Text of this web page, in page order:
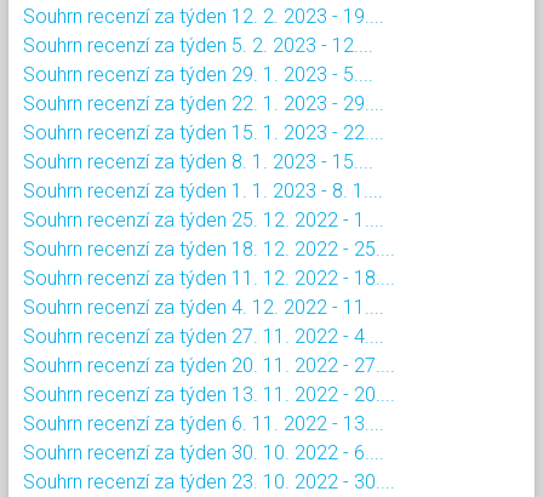
Souhrn recenzí za týden 12. 2. 2023 - 19....
Souhrn recenzí za týden 5. 2. 2023 - 12....
Souhrn recenzí za týden 29. 1. 2023 - 5....
Souhrn recenzí za týden 22. 1. 2023 - 29....
Souhrn recenzí za týden 15. 1. 2023 - 22....
Souhrn recenzí za týden 8. 1. 2023 - 15....
Souhrn recenzí za týden 1. 1. 2023 - 8. 1....
Souhrn recenzí za týden 25. 12. 2022 - 1....
Souhrn recenzí za týden 18. 12. 2022 - 25....
Souhrn recenzí za týden 11. 12. 2022 - 18....
Souhrn recenzí za týden 4. 12. 2022 - 11....
Souhrn recenzí za týden 27. 11. 2022 - 4....
Souhrn recenzí za týden 20. 11. 2022 - 27....
Souhrn recenzí za týden 13. 11. 2022 - 20....
Souhrn recenzí za týden 6. 11. 2022 - 13....
Souhrn recenzí za týden 30. 10. 2022 - 6....
Souhrn recenzí za týden 23. 10. 2022 - 30....